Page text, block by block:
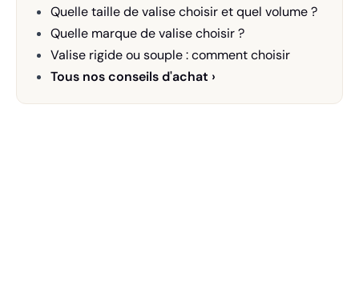
Quelle taille de valise choisir et quel volume ?
Quelle marque de valise choisir ?
Valise rigide ou souple : comment choisir
Tous nos conseils d'achat ›